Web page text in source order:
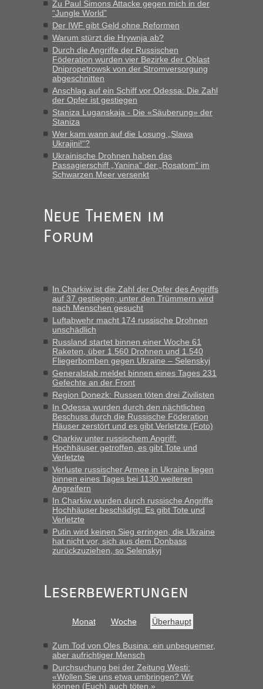
MHG1023 inBerichte und Reisetipps • Re: Mit dem Zug in
die Ukraine
„Man sollte aber explizit dazu schreiben, daß es ein Zug von
LeoExpress ist - und nur auf deren Webseite kann man die
Fahrkarten kaufen. Zumindest ist es die erste Umsteigefreie
Verbindung von Deutschland...“
Recht, Visa und Dokumente • Re: Deklaration
gebrauchter Kleidung beim Zoll
„Vielen Dank, mit einem Briefchen meiner Frau im Gepäck
gab es keine Probleme“
fast 11 Milliarden aufgedeckt
„Am besten wäre natürlich, wenn die Frau mit dabei ist.
Alleinreisende Männer stehen schließlich immer unter
Milliarden aufgedeckt
„Kein Zoll. Du musst an sich nur sagen dass das privat ist
und du nicht damit handeln willst. So lange das nicht
Originalverpackt ist und ersichlich das nicht neu sollte es
keine Probleme geben“
Recht, Visa und Dokumente • Deklaration
gebrauchter Kleidung beim Zoll
„Hallo Leute, ich weiß nicht, ob ich hier richtig bin mit meiner
Anfrage. Ich möchte 4 Umzugskartons mit gebrauchter
Straßen Kleidung bei der Einreise in die Ukraine
mitnehmen. Es ist gebrauchte Kleidung...“
Berichte und Reisetipps • Re: An welchem
Grenzübergang zwischen Polen und der Ukraine geht es am
schnellsten?
„Wir sind mit unserem Wohnmobil, wie geplant am Montag
15.6. in Krakovets rüber. Sehr zeitig los gegen 5 Uhr in der
Früh. Mit sehr sehr wenig Verkehr, super bis zur Grenze. Nur
8 PKW vor der Schranke....“
Berichte und Reisetipps • Re: An welchem
Grenzübergang zwischen Polen und der Ukraine geht es am
„Gestern 6 Stunden warten vor der Grenze Richtung Polen
in Krakowez mit dem Kleinbus. Abfertigung ging dann
Berichte und Reisetipps • Re: An welchem
Grenzübergang zwischen Polen und der Ukraine geht es am
schnellsten?
„Bin am Montag 15.6.26 um 8 Uhr in Urgyniw ausgereist,
das erste Mal an einem Montagmorgen ca. 15 Fahrzeuge
Zu Paul Simons Attacke gegen mich in der
“Jungle World”
Der IWF gibt Geld ohne Reformen
Warum stürzt die Hrywnja ab?
Durch die Angriffe der Russischen
Föderation wurden vier Bezirke der Oblast
Dnipropetrowsk von der Stromversorgung
abgeschnitten
Anschlag auf ein Schiff vor Odessa: Die Zahl
der Opfer ist gestiegen
Staniza Luganskaja - Die «Säuberung» der
Staniza
Wer kam wann auf die Losung „Slawa
Ukrajini!“?
Ukrainische Drohnen haben das
Passagierschiff „Yanina“ der „Rosatom“ im
Schwarzen Meer versenkt
Neue Themen im
Forum
In Charkiw ist die Zahl der Opfer des Angriffs
auf 37 gestiegen; unter den Trümmern wird
nach Menschen gesucht
Luftabwehr macht 174 russische Drohnen
unschädlich
Russland startet binnen einer Woche 61
Raketen, über 1.560 Drohnen und 1.540
Fliegerbomben gegen Ukraine – Selenskyj
Generalstab meldet binnen eines Tages 231
Gefechte an der Front
Region Donezk: Russen töten drei Zivilisten
In Odessa wurden durch den nächtlichen
Beschuss durch die Russische Föderation
Häuser zerstört und es gibt Verletzte (Foto)
Charkiw unter russischem Angriff:
Hochhäuser getroffen, es gibt Tote und
Verletzte
Verluste russischer Armee in Ukraine liegen
binnen eines Tages bei 1130 weiteren
Angreifern
In Charkiw wurden durch russische Angriffe
Hochhäuser beschädigt: Es gibt Tote und
Verletzte
Putin wird keinen Sieg erringen, die Ukraine
hat nicht vor, sich aus dem Donbass
zurückzuziehen, so Selenskyj
Leserbewertungen
Monat Woche Überhaupt
Zum Tod von Oles Busina: ein unbequemer,
aber aufrichtiger Mensch
Durchsuchung bei der Zeitung Westi:
«Wollen Sie uns etwa umbringen? Wir
können (Euch) auch töten.»